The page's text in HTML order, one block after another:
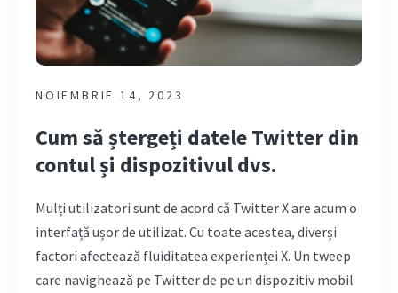
NOIEMBRIE 14, 2023
Cum să ștergeți datele Twitter din
contul și dispozitivul dvs.
Mulți utilizatori sunt de acord că Twitter X are acum o
interfață ușor de utilizat. Cu toate acestea, diverși
factori afectează fluiditatea experienței X. Un tweep
care navighează pe Twitter de pe un dispozitiv mobil